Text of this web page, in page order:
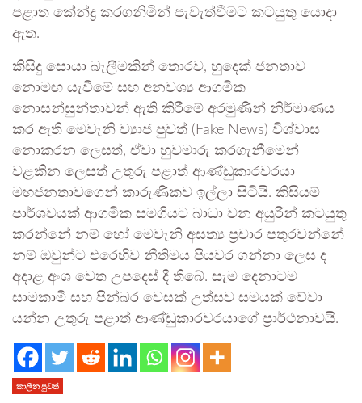
පළාත කේන්ද්‍ර කරගනිමින් පැවැත්වීමට කටයුතු යොදා
ඇත.
කිසිදු සොයා බැලීමකින් තොරව, හුදෙක් ජනතාව
නොමඟ යැවීමේ සහ අනවශ්‍ය ආගමික
නොසන්සුන්තාවන් ඇති කිරීමේ අරමුණින් නිර්මාණය
කර ඇති මෙවැනි ව්‍යාජ පුවත් (Fake News) විශ්වාස
නොකරන ලෙසත්, ඒවා හුවමාරු කරගැනීමෙන්
වළකින ලෙසත් උතුරු පළාත් ආණ්ඩුකාරවරයා
මහජනතාවගෙන් කාරුණිකව ඉල්ලා සිටියි. කිසියම්
පාර්ශවයක් ආගමික සමගියට බාධා වන අයුරින් කටයුතු
කරන්නේ නම් හෝ මෙවැනි අසත්‍ය ප්‍රචාර පතුරවන්නේ
නම් ඔවුන්ට එරෙහිව නීතිමය පියවර ගන්නා ලෙස ද
අදාළ අංශ වෙත උපදෙස් දී තිබේ. සැම දෙනාටම
සාමකාමී සහ පින්බර වෙසක් උත්සව සමයක් වේවා
යන්න උතුරු පළාත් ආණ්ඩුකාරවරයාගේ ප්‍රාර්ථනාවයි.
කාලීන පුවත්